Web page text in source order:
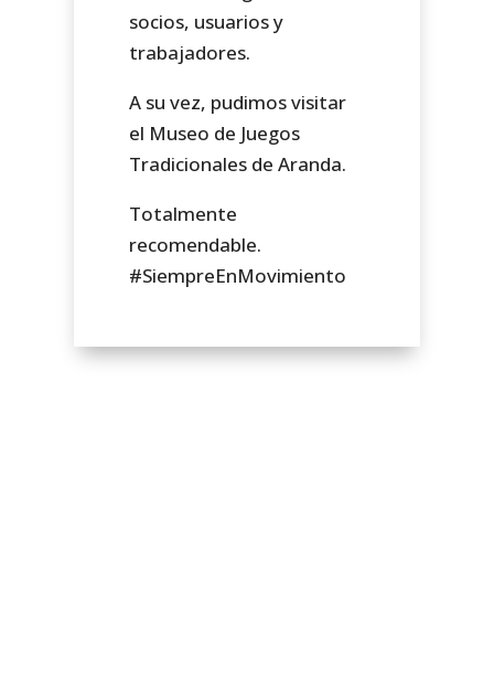
socios, usuarios y
trabajadores.
A su vez, pudimos visitar
el Museo de Juegos
Tradicionales de Aranda.
Totalmente
recomendable.
#SiempreEnMovimiento